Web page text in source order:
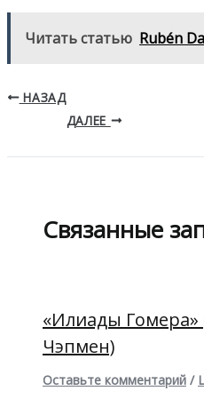
Читать статью Rubén
НАЗАД
ДАЛЕЕ
Связанные
«Илиады
Чэпмен)
Оставьте комментарий /